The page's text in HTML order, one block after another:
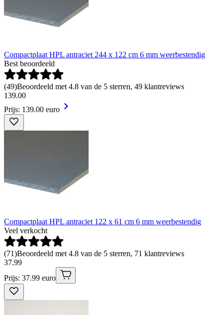
Compactplaat HPL antraciet 244 x 122 cm 6 mm weerbestendig
Best beoordeeld
(49)Beoordeeld met 4.8 van de 5 sterren, 49 klantreviews
139.00
Prijs: 139.00 euro
Compactplaat HPL antraciet 122 x 61 cm 6 mm weerbestendig
Veel verkocht
(71)Beoordeeld met 4.8 van de 5 sterren, 71 klantreviews
37.99
Prijs: 37.99 euro